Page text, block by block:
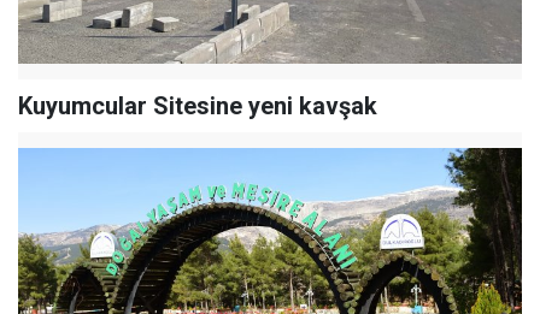
Kuyumcular Sitesine yeni kavşak